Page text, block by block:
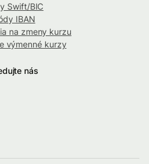
Swift/BIC
IBAN
na zmeny kurzu
výmenné kurzy
nás